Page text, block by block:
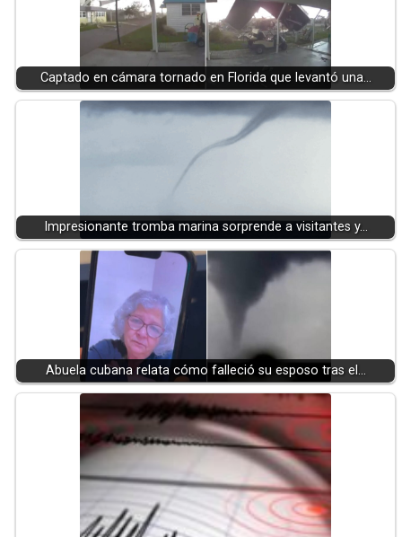
Captado en cámara tornado en Florida que levantó una…
Impresionante tromba marina sorprende a visitantes y…
Abuela cubana relata cómo falleció su esposo tras el…